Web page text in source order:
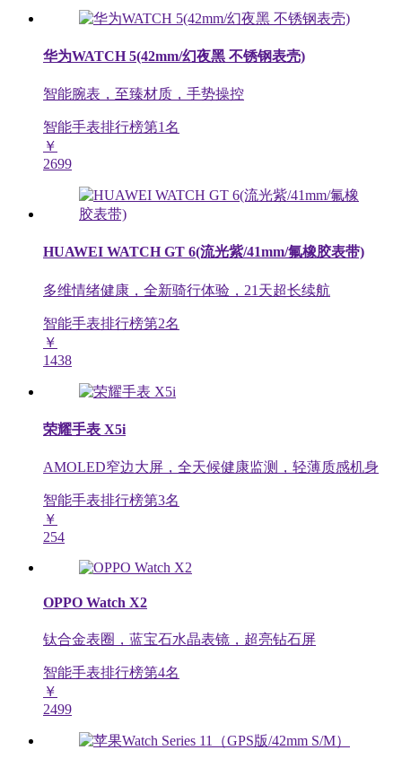
华为WATCH 5(42mm/幻夜黑 不锈钢表壳)
智能腕表，至臻材质，手势操控
智能手表排行榜第1名
￥
2699
HUAWEI WATCH GT 6(流光紫/41mm/氟橡胶表带)
多维情绪健康，全新骑行体验，21天超长续航
智能手表排行榜第2名
￥
1438
荣耀手表 X5i
AMOLED窄边大屏，全天候健康监测，轻薄质感机身
智能手表排行榜第3名
￥
254
OPPO Watch X2
钛合金表圈，蓝宝石水晶表镜，超亮钻石屏
智能手表排行榜第4名
￥
2499